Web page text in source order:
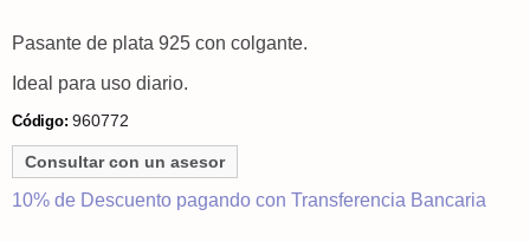
Pasante de plata 925 con colgante.
Ideal para uso diario.
Código:960772
Consultar con un asesor
10% de Descuento pagando con Transferencia Bancaria